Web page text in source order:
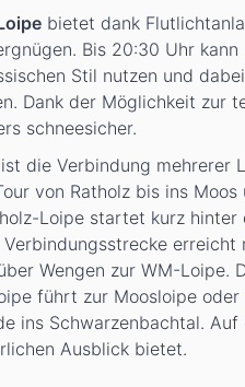
bietet dank
Bis 20:30 Uhr
Stil nutzen und
Dank der Möglichkeit zur
schneesicher.
die Verbindung mehrerer
von Ratholz bis ins
Loipe startet kurz hinter
erreicht
Wengen zur WM-Loipe.
führt zur Moosloipe
ins Schwarzenbachtal.
Ausblick bietet.